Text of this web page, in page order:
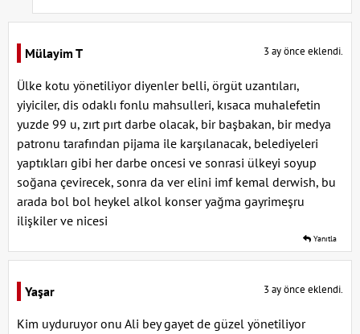
Mülayim T 3 ay önce eklendi.
Ülke kotu yönetiliyor diyenler belli, örgüt uzantıları,
yiyiciler, dis odaklı fonlu mahsulleri, kısaca muhalefetin
yuzde 99 u, zırt pırt darbe olacak, bir başbakan, bir medya
patronu tarafından pijama ile karşılanacak, belediyeleri
yaptıkları gibi her darbe oncesi ve sonrasi ülkeyi soyup
soğana çevirecek, sonra da ver elini imf kemal derwish, bu
arada bol bol heykel alkol konser yağma gayrimeşru
ilişkiler ve nicesi
Yanıtla
Yaşar 3 ay önce eklendi.
Kim uyduruyor onu Ali bey gayet de güzel yönetiliyor